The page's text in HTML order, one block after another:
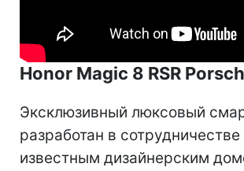
Honor Magic 8 RSR
Эксклюзивный люксовый
разработан в сотрудничестве
известным дизайнерским